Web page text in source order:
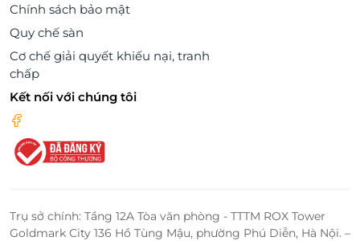
Chính sách bảo mật
Quy chế sàn
Cơ chế giải quyết khiếu nại, tranh
chấp
Kết nối với chúng tôi
Trụ sở chính: Tầng 12A Tòa văn phòng - TTTM ROX Tower
Goldmark City 136 Hồ Tùng Mậu, phường Phú Diễn, Hà Nội. –